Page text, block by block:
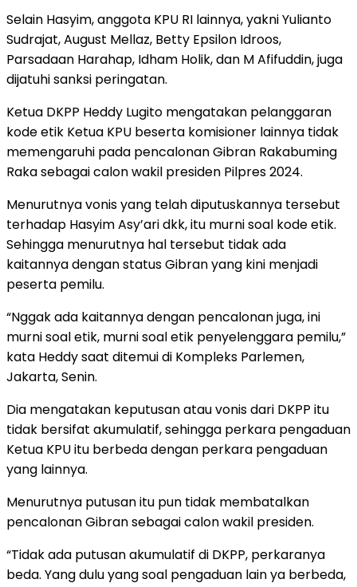
Selain Hasyim, anggota KPU RI lainnya, yakni Yulianto
Sudrajat, August Mellaz, Betty Epsilon Idroos,
Parsadaan Harahap, Idham Holik, dan M Afifuddin, juga
dijatuhi sanksi peringatan.
Ketua DKPP Heddy Lugito mengatakan pelanggaran
kode etik Ketua KPU beserta komisioner lainnya tidak
memengaruhi pada pencalonan Gibran Rakabuming
Raka sebagai calon wakil presiden Pilpres 2024.
Menurutnya vonis yang telah diputuskannya tersebut
terhadap Hasyim Asy’ari dkk, itu murni soal kode etik.
Sehingga menurutnya hal tersebut tidak ada
kaitannya dengan status Gibran yang kini menjadi
peserta pemilu.
“Nggak ada kaitannya dengan pencalonan juga, ini
murni soal etik, murni soal etik penyelenggara pemilu,”
kata Heddy saat ditemui di Kompleks Parlemen,
Jakarta, Senin.
Dia mengatakan keputusan atau vonis dari DKPP itu
tidak bersifat akumulatif, sehingga perkara pengaduan
Ketua KPU itu berbeda dengan perkara pengaduan
yang lainnya.
Menurutnya putusan itu pun tidak membatalkan
pencalonan Gibran sebagai calon wakil presiden.
“Tidak ada putusan akumulatif di DKPP, perkaranya
beda. Yang dulu yang soal pengaduan lain ya berbeda,